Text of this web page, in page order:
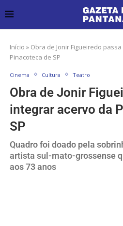
Início » Obra de Jonir Figueiredo
Pinacoteca de SP
Cinema Cultura Teatro
Obra de Jonir
integrar acervo da
SP
Quadro foi doado pela
artista sul-mato-grossense
aos 73 anos